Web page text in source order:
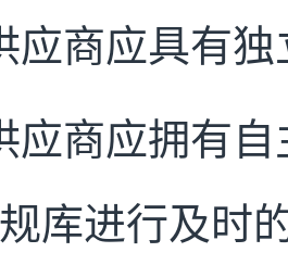
应商应具有
应商应拥有
库进行及时